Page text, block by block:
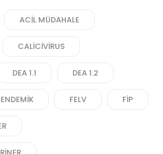
ACIL MÜDAHALE
CALICIVIRUS
DEA 1.1 DEA 1.2
ENDEMIK FELV FIP